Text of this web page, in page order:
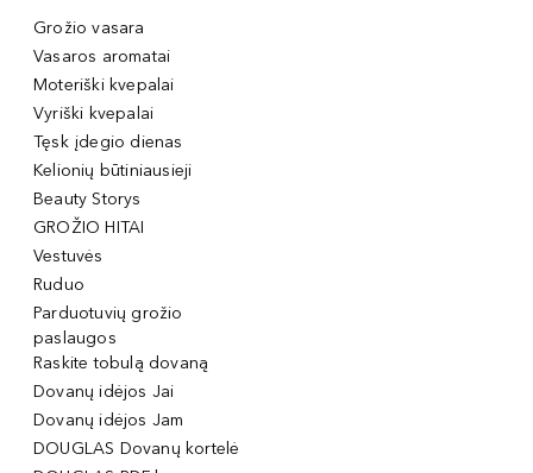
Grožio vasara
Vasaros aromatai
Moteriški kvepalai
Vyriški kvepalai
Tęsk įdegio dienas
Kelionių būtiniausieji
Beauty Storys
GROŽIO HITAI
Vestuvės
Ruduo
Parduotuvių grožio
paslaugos
Raskite tobulą dovaną
Dovanų idėjos Jai
Dovanų idėjos Jam
DOUGLAS Dovanų kortelė